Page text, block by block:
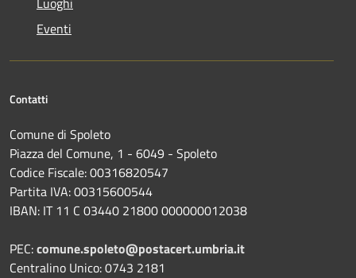
Eventi
Contatti
Comune di Spoleto
Piazza del Comune, 1 - 6049 - Spoleto
Codice Fiscale: 00316820547
Partita IVA: 00315600544
IBAN: IT 11 C 03440 21800 000000012038
PEC:comune.spoleto@postacert.umbria.it
Centralino Unico: 0743 2181